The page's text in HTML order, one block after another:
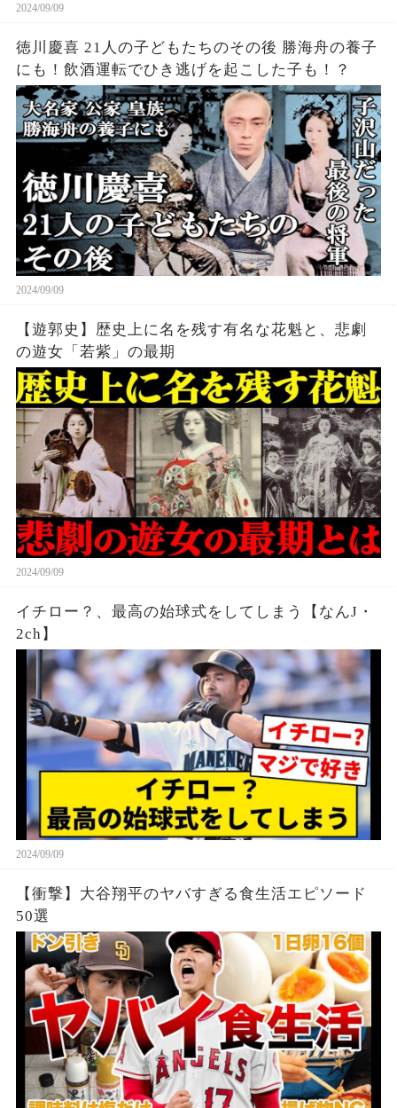
2024/09/09
徳川慶喜 21人の子どもたちのその後 勝海舟の養子
にも！飲酒運転でひき逃げを起こした子も！？
2024/09/09
【遊郭史】歴史上に名を残す有名な花魁と、悲劇
の遊女「若紫」の最期
2024/09/09
イチロー？、最高の始球式をしてしまう【なんJ・
2ch】
2024/09/09
【衝撃】大谷翔平のヤバすぎる食生活エピソード
50選